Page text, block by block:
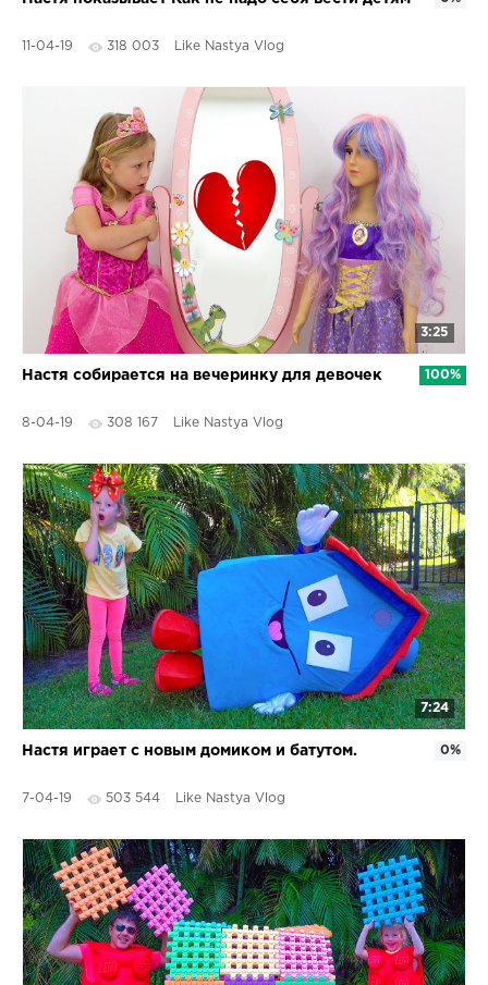
11-04-19 318 003 Like Nastya Vlog
3:25
Настя собирается на вечеринку для девочек
8-04-19 308 167 Like Nastya Vlog
100%
7:24
Настя играет с новым домиком и батутом.
7-04-19 503 544 Like Nastya Vlog
0%